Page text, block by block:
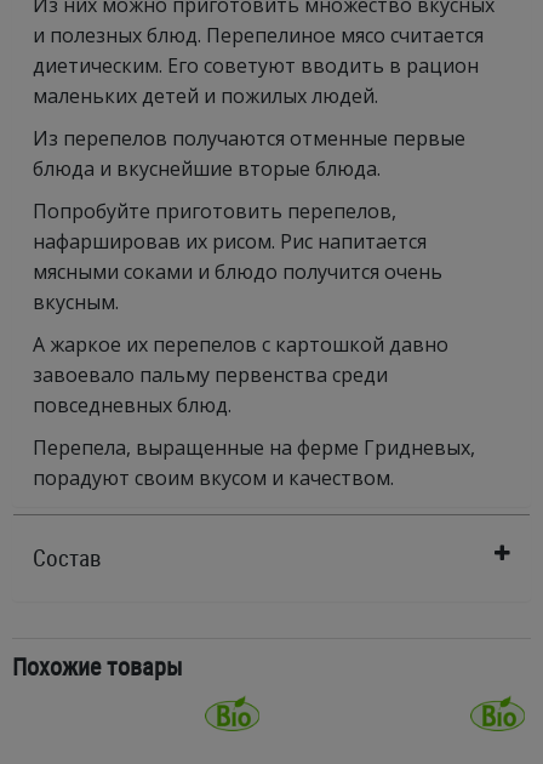
и полезных блюд. Перепелиное мясо считается
диетическим. Его советуют вводить в рацион
маленьких детей и пожилых людей.
Из перепелов получаются отменные первые
блюда и вкуснейшие вторые блюда.
Попробуйте приготовить перепелов,
нафаршировав их рисом. Рис напитается
мясными соками и блюдо получится очень
вкусным.
А жаркое их перепелов с картошкой давно
завоевало пальму первенства среди
повседневных блюд.
Перепела, выращенные на ферме Гридневых,
порадуют своим вкусом и качеством.
Состав
Похожие товары